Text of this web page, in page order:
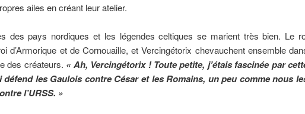
ailes en créant leur atelier.
des pays nordiques et les légendes celtiques se marient très bien. Le
d’Armorique et de Cornouaille, et Vercingétorix chevauchent ensemble
des créateurs. « Ah, Vercingétorix ! Toute petite, j’étais fascinée par
les Gaulois contre César et les Romains, un peu comme nous
l’URSS. »